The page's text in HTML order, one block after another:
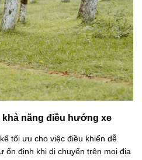
năng điều hướng xe
tối ưu cho việc điều khiển dễ
ổn định khi di chuyển trên mọi địa